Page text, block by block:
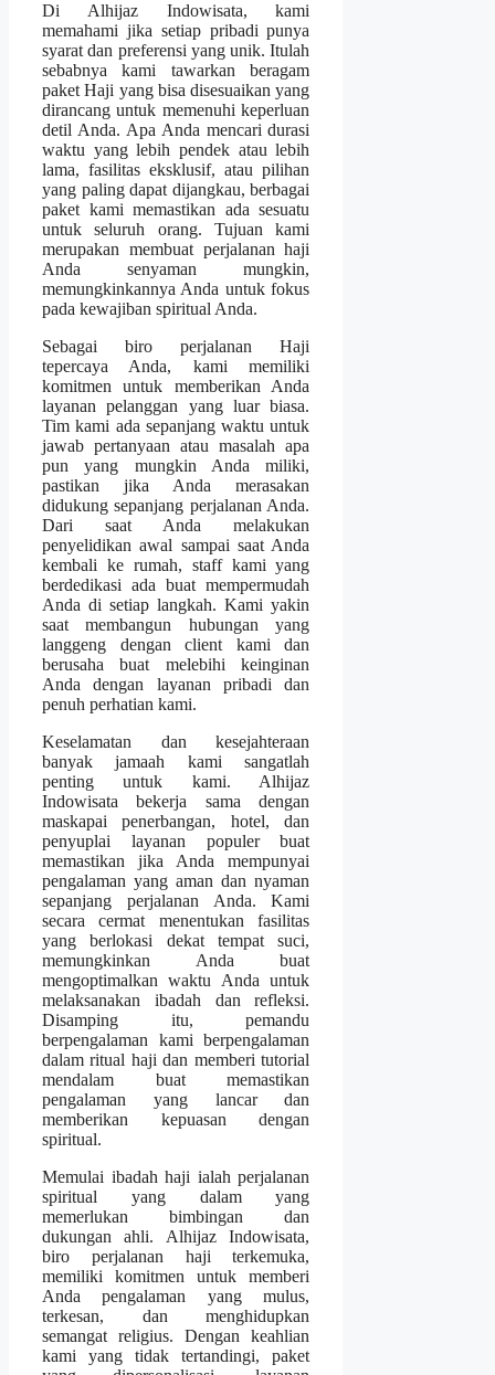
Di Alhijaz Indowisata, kami
memahami jika setiap pribadi punya
syarat dan preferensi yang unik. Itulah
sebabnya kami tawarkan beragam
paket Haji yang bisa disesuaikan yang
dirancang untuk memenuhi keperluan
detil Anda. Apa Anda mencari durasi
waktu yang lebih pendek atau lebih
lama, fasilitas eksklusif, atau pilihan
yang paling dapat dijangkau, berbagai
paket kami memastikan ada sesuatu
untuk seluruh orang. Tujuan kami
merupakan membuat perjalanan haji
Anda senyaman mungkin,
memungkinkannya Anda untuk fokus
pada kewajiban spiritual Anda.
Sebagai biro perjalanan Haji
tepercaya Anda, kami memiliki
komitmen untuk memberikan Anda
layanan pelanggan yang luar biasa.
Tim kami ada sepanjang waktu untuk
jawab pertanyaan atau masalah apa
pun yang mungkin Anda miliki,
pastikan jika Anda merasakan
didukung sepanjang perjalanan Anda.
Dari saat Anda melakukan
penyelidikan awal sampai saat Anda
kembali ke rumah, staff kami yang
berdedikasi ada buat mempermudah
Anda di setiap langkah. Kami yakin
saat membangun hubungan yang
langgeng dengan client kami dan
berusaha buat melebihi keinginan
Anda dengan layanan pribadi dan
penuh perhatian kami.
Keselamatan dan kesejahteraan
banyak jamaah kami sangatlah
penting untuk kami. Alhijaz
Indowisata bekerja sama dengan
maskapai penerbangan, hotel, dan
penyuplai layanan populer buat
memastikan jika Anda mempunyai
pengalaman yang aman dan nyaman
sepanjang perjalanan Anda. Kami
secara cermat menentukan fasilitas
yang berlokasi dekat tempat suci,
memungkinkan Anda buat
mengoptimalkan waktu Anda untuk
melaksanakan ibadah dan refleksi.
Disamping itu, pemandu
berpengalaman kami berpengalaman
dalam ritual haji dan memberi tutorial
mendalam buat memastikan
pengalaman yang lancar dan
memberikan kepuasan dengan
spiritual.
Memulai ibadah haji ialah perjalanan
spiritual yang dalam yang
memerlukan bimbingan dan
dukungan ahli. Alhijaz Indowisata,
biro perjalanan haji terkemuka,
memiliki komitmen untuk memberi
Anda pengalaman yang mulus,
terkesan, dan menghidupkan
semangat religius. Dengan keahlian
kami yang tidak tertandingi, paket